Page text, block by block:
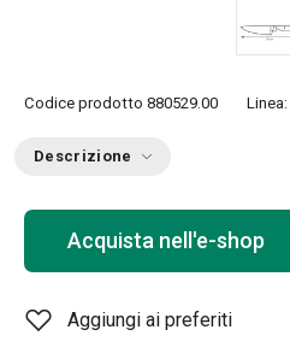
Codice prodotto 880529.00 Linea:
Descrizione
Acquista nell'e-shop
Aggiungi ai preferiti